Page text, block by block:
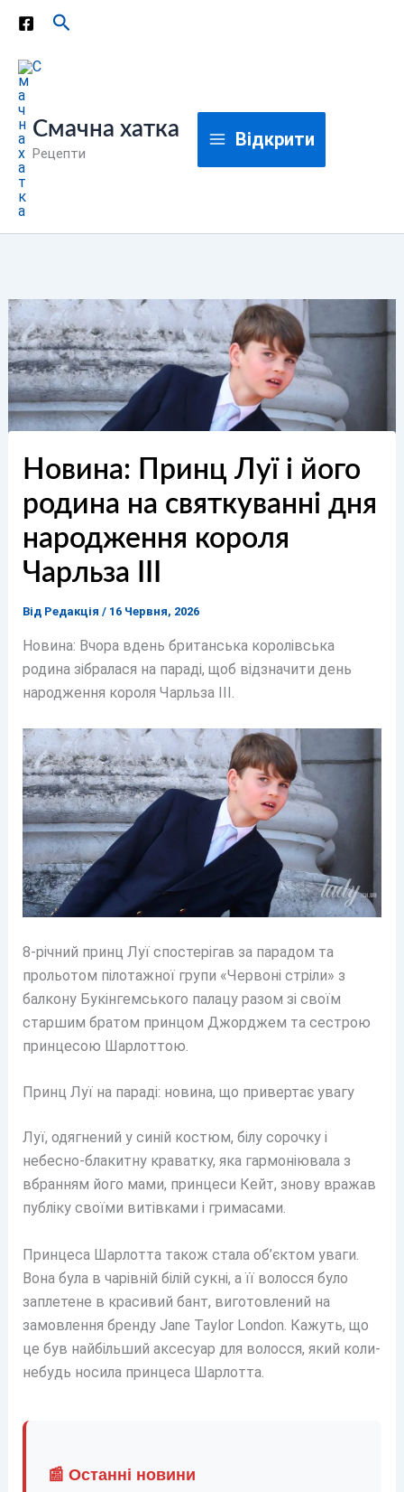
Перейти
вмісту
Пошук
Смачна хатка
Рецепти
Відкрити
Новина: Принц Луї і його
родина на святкуванні дня
народження короля
Чарльза ІІІ
Від Редакція / 16 Червня, 2026
Новина: Вчора вдень британська королівська
родина зібралася на параді, щоб відзначити день
народження короля Чарльза ІІІ.
8-річний принц Луї спостерігав за парадом та
прольотом пілотажної групи «Червоні стріли» з
балкону Букінгемського палацу разом зі своїм
старшим братом принцом Джорджем та сестрою
принцесою Шарлоттою.
Принц Луї на параді: новина, що привертає увагу
Луї, одягнений у синій костюм, білу сорочку і
небесно-блакитну краватку, яка гармоніювала з
вбранням його мами, принцеси Кейт, знову вражав
публіку своїми витівками і гримасами.
Принцеса Шарлотта також стала об’єктом уваги.
Вона була в чарівній білій сукні, а її волосся було
заплетене в красивий бант, виготовлений на
замовлення бренду Jane Taylor London. Кажуть, що
це був найбільший аксесуар для волосся, який коли-
небудь носила принцеса Шарлотта.
📰 Останні новини